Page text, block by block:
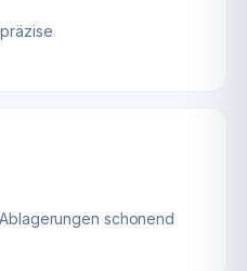
schonend